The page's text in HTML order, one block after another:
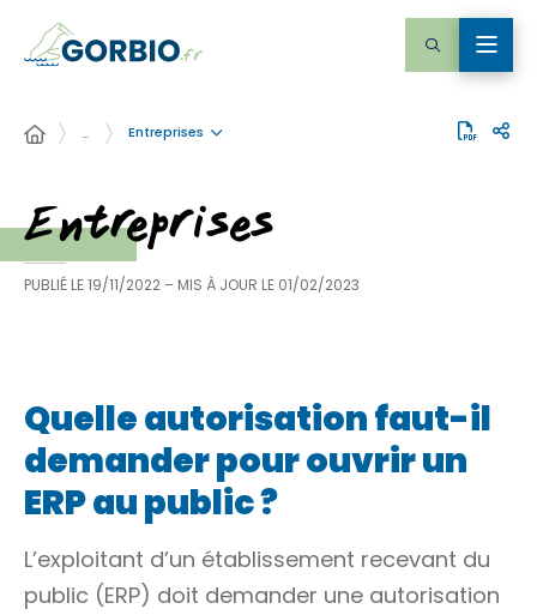
… Entreprises
Entreprises
PUBLIÉ LE19/11/2022 – MIS À JOUR LE 01/02/2023
Quelle autorisation faut-il
demander pour ouvrir un
ERP au public ?
L’exploitant d’un établissement recevant du
public (ERP) doit demander une autorisation